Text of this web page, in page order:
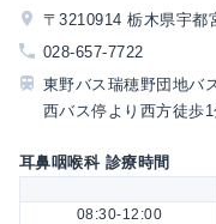
〒3210914 栃木県宇都
028-657-7722
東野バス瑞穂野団地バ
西バス停より西方徒歩1
耳鼻咽喉科 診療時間
08:30-12:00